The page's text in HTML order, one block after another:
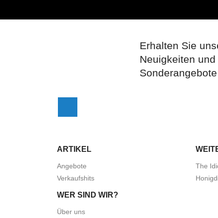
Erhalten Sie
Neuigkeiten und
Sonderangebote
ARTIKEL
Angebote
Verkaufshits
The
WER SIND WIR?
Über uns